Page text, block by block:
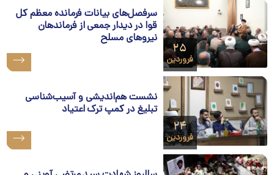
۲۵
فروردین
سرفصل‌های بیانات فرمانده معظم کل
قوا در دیدار جمعی از فرماندهان
نیروهای مسلح
۲۴
فروردین
نشست هم‌اندیشی و آسیب‌شناسی
تبلیغ در کمپ ترک اعتیاد